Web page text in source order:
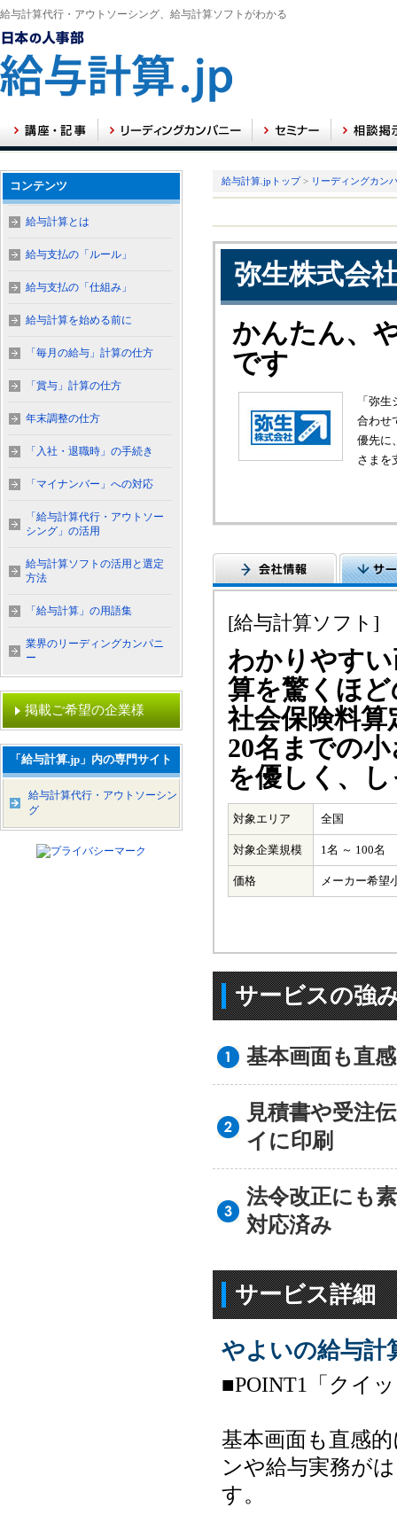
給与計算代行・アウトソーシング、給与計算ソフトがわかる
給与計算.jpトップ> リーディングカン
弥生株式会
かんたん、
です
「弥
合わせ
優先に
さまを
[給与計算ソフト]
わかりやす
算を驚くほ
社会保険料
20名までの
を優しく、
対象エリア 全国
対象企業規模 1名 ～ 100名
価格 メーカー希
サービスの強
基本画面も直
見積書や受注
イに印刷
法令改正にも
対応済み
サービス詳細
やよいの給与計
■POINT1「クイ
基本画面も直感
ンや給与実務が
す。
コンテンツ
給与計算とは
給与支払の「ルール」
給与支払の「仕組み」
給与計算を始める前に
「毎月の給与」計算の仕方
「賞与」計算の仕方
年末調整の仕方
「入社・退職時」の手続き
「マイナンバー」への対応
「給与計算代行・アウトソー
シング」の活用
給与計算ソフトの活用と選定
方法
「給与計算」の用語集
業界のリーディングカンパニ
ー
掲載ご希望の企業様
「給与計算.jp」内の専門サイト
給与計算代行・アウトソーシン
グ